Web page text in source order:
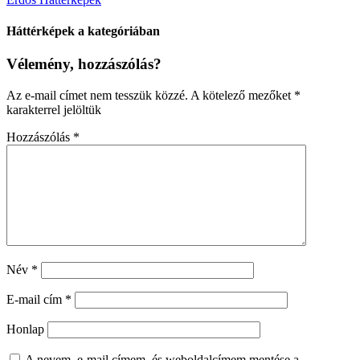
Háttérképek a kategóriában
Vélemény, hozzászólás?
Az e-mail címet nem tesszük közzé. A kötelező mezőket *
karakterrel jelöltük
Hozzászólás *
Név *
E-mail cím *
Honlap